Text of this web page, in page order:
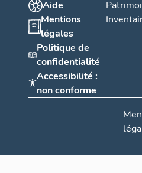
Aide
Mentions
légales
Politique de
confidentialité
Accessibilité :
non conforme